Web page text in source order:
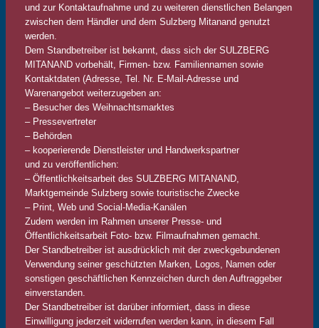
und zur Kontaktaufnahme und zu weiteren dienstlichen Belangen
zwischen dem Händler und dem Sulzberg Mitanand genutzt
werden.
Dem Standbetreiber ist bekannt, dass sich der SULZBERG
MITANAND vorbehält, Firmen- bzw. Familiennamen sowie
Kontaktdaten (Adresse, Tel. Nr. E-Mail-Adresse und
Warenangebot weiterzugeben an:
– Besucher des Weihnachtsmarktes
– Pressevertreter
– Behörden
– kooperierende Dienstleister und Handwerkspartner
und zu veröffentlichen:
– Öffentlichkeitsarbeit des SULZBERG MITANAND,
Marktgemeinde Sulzberg sowie touristische Zwecke
– Print, Web und Social-Media-Kanälen
Zudem werden im Rahmen unserer Presse- und
Öffentlichkeitsarbeit Foto- bzw. Filmaufnahmen gemacht.
Der Standbetreiber ist ausdrücklich mit der zweckgebundenen
Verwendung seiner geschützten Marken, Logos, Namen oder
sonstigen geschäftlichen Kennzeichen durch den Auftraggeber
einverstanden.
Der Standbetreiber ist darüber informiert, dass in diese
Einwilligung jederzeit widerrufen werden kann, in diesem Fall